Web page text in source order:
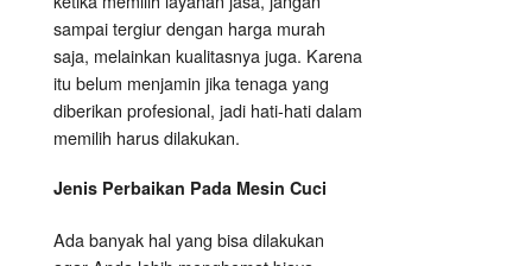
sampai tergiur dengan harga murah
saja, melainkan kualitasnya juga. Karena
itu belum menjamin jika tenaga yang
diberikan profesional, jadi hati-hati dalam
memilih harus dilakukan.
Jenis Perbaikan Pada Mesin Cuci
Ada banyak hal yang bisa dilakukan